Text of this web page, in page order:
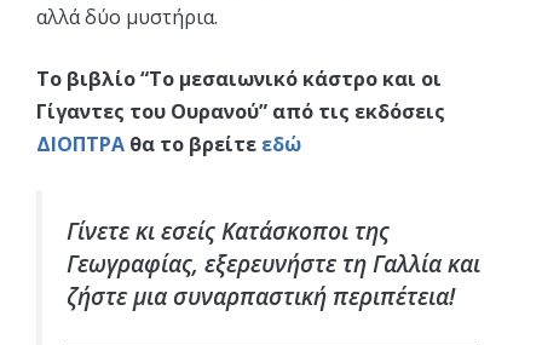
αλλά δύο μυστήρια.
Το βιβλίο “Το μεσαιωνικό κάστρο και οι
Γίγαντες του Ουρανού” από τις εκδόσεις
ΔΙΟΠΤΡΑ θα το βρείτε εδώ
Γίνετε κι εσείς Κατάσκοποι της
Γεωγραφίας, εξερευνήστε τη Γαλλία και
ζήστε μια συναρπαστική περιπέτεια!